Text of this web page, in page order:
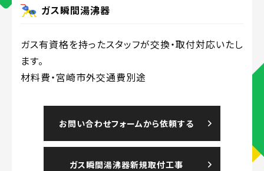
ガス瞬間湯沸器
ガス有資格を持ったスタッフが交換・取付対応いたし
ます。
材料費・宮崎市外交通費別途
お問い合わせフォームから依頼する
ガス瞬間湯沸器新規取付工事